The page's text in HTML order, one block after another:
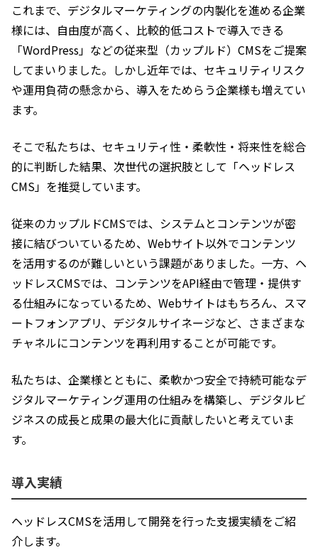
これまで、デジタルマーケティングの内製化を進める企業
様には、自由度が高く、比較的低コストで導入できる
「WordPress」などの従来型（カップルド）CMSをご提案
してまいりました。しかし近年では、セキュリティリスク
や運用負荷の懸念から、導入をためらう企業様も増えてい
ます。
そこで私たちは、セキュリティ性・柔軟性・将来性を総合
的に判断した結果、次世代の選択肢として「ヘッドレス
CMS」を推奨しています。
従来のカップルドCMSでは、システムとコンテンツが密
接に結びついているため、Webサイト以外でコンテンツ
を活用するのが難しいという課題がありました。一方、ヘ
ッドレスCMSでは、コンテンツをAPI経由で管理・提供す
る仕組みになっているため、Webサイトはもちろん、スマ
ートフォンアプリ、デジタルサイネージなど、さまざまな
チャネルにコンテンツを再利用することが可能です。
私たちは、企業様とともに、柔軟かつ安全で持続可能なデ
ジタルマーケティング運用の仕組みを構築し、デジタルビ
ジネスの成長と成果の最大化に貢献したいと考えていま
す。
導入実績
ヘッドレスCMSを活用して開発を行った支援実績をご紹
介します。